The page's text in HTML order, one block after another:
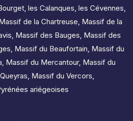
, les Calanques, les Cévennes,
de la Chartreuse, Massif de la
, Massif des Bauges, Massif des
, Massif du Beaufortain, Massif du
, Massif du Mercantour, Massif du
, Massif du Vercors,
ariégeoises